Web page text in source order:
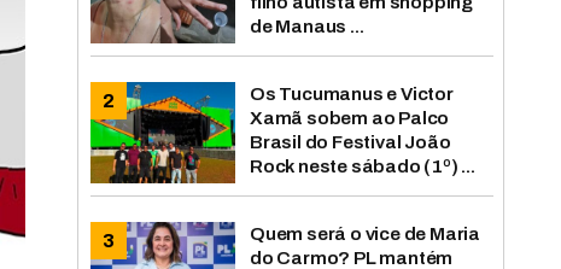
de Manaus ...
Os Tucumanus e Victor
Xamã sobem ao Palco
Brasil do Festival João
Rock neste sábado (1º) ...
Quem será o vice de Maria
do Carmo? PL mantém